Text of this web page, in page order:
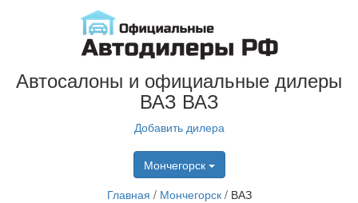
Автосалоны и официальные дилеры
ВАЗ ВАЗ
Добавить дилера
Мончегорск
Главная / Мончегорск/ ВАЗ